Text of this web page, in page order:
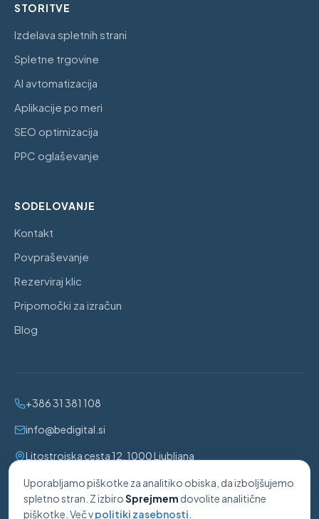
STORITVE
Izdelava spletnih strani
Spletne trgovine
AI avtomatizacija
Aplikacije po meri
SEO optimizacija
PPC oglaševanje
SODELOVANJE
Kontakt
Povpraševanje
Rezerviraj klic
Pripomočki za izračun
Blog
+386 31 381 108
info@bedigital.si
Litostrojska cesta 12, 1000 Ljubljana
BeDigital, digitalne rešitve in svetovanje, Sandi Benec s.p.
·
Davčna št.:98231723· Matična št.:8598878000
Uporabljamo piškotke za analitiko obiska, da izboljšujemo
spletno stran. Z izbiroSprejmem dovolite analitične
piškotke. Več vpolitiki zasebnosti